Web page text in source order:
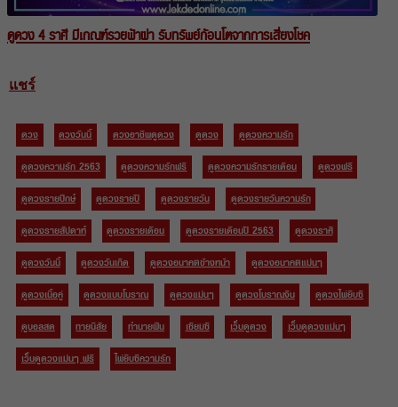
ดูดวง 4 ราศี มีเกณฑ์รวยฟ้าผ่า รับทรัพย์ก้อนโตจากการเสี่ยงโชค
แชร์
ดวง ดวงวันนี้ ดวงอาชีพดูดวง ดูดวง
ดูดวงความรัก
ดูดวงความรัก 2563
ดูดวงความรักฟรี ดูดวงความรักรายเดือน
ดูดวงฟรี
ดูดวงรายปักษ์
ดูดวงรายปี ดูดวงรายวัน
ดูดวงรายวันความรัก
ดูดวงรายสัปดาห์
ดูดวงรายเดือน ดูดวงรายเดือนปี 2563
ดูดวงราศี
ดูดวงวันนี้
ดูดวงวันเกิด ดูดวงอนาคตข้างหน้า
ดูดวงอนาคตแม่นๆ
ดูดวงเนื้อคู่
ดูดวงแบบโบราณ ดูดวงแม่นๆ ดูดวงโบราณจีน
ดูดวงไพ่ยิบซี
ดูบอลสด
ทายนิสัย ทำนายฝัน เซียมซี เว็บดูดวง
เว็บดูดวงแม่นๆ
เว็บดูดวงแม่นๆ ฟรี
ไพ่ยิบซีความรัก